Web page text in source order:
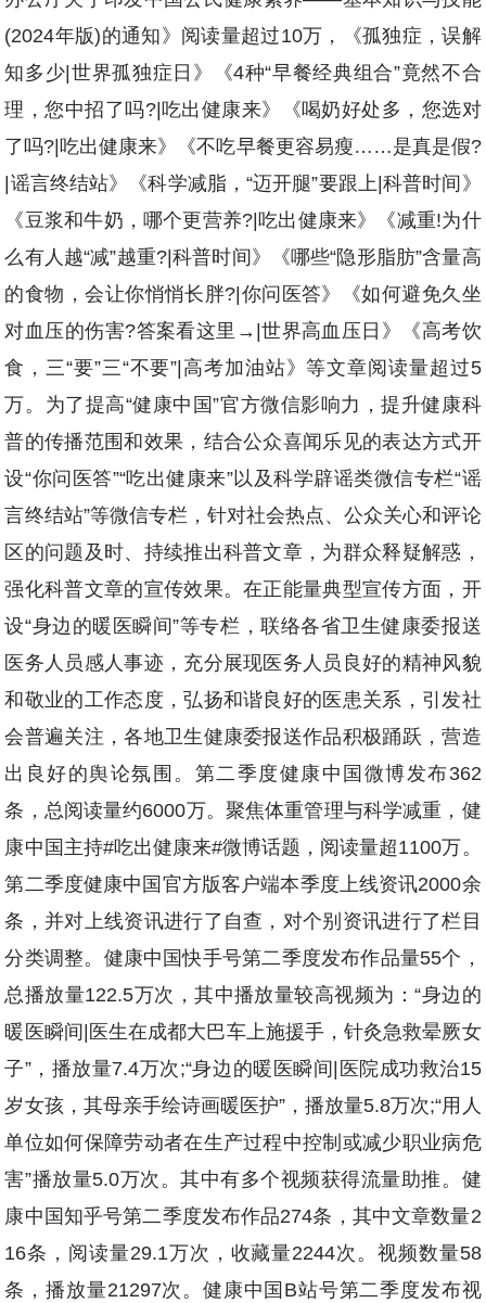
(2024年版)的通知》阅读量超过10万，《孤独症，误解
知多少|世界孤独症日》《4种“早餐经典组合”竟然不合
理，您中招了吗?|吃出健康来》《喝奶好处多，您选对
了吗?|吃出健康来》《不吃早餐更容易瘦……是真是假?
|谣言终结站》《科学减脂，“迈开腿”要跟上|科普时间》
《豆浆和牛奶，哪个更营养?|吃出健康来》《减重!为什
么有人越“减”越重?|科普时间》《哪些“隐形脂肪”含量高
的食物，会让你悄悄长胖?|你问医答》《如何避免久坐
对血压的伤害?答案看这里→|世界高血压日》《高考饮
食，三“要”三“不要”|高考加油站》等文章阅读量超过5
万。为了提高“健康中国”官方微信影响力，提升健康科
普的传播范围和效果，结合公众喜闻乐见的表达方式开
设“你问医答”“吃出健康来”以及科学辟谣类微信专栏“谣
言终结站”等微信专栏，针对社会热点、公众关心和评论
区的问题及时、持续推出科普文章，为群众释疑解惑，
强化科普文章的宣传效果。在正能量典型宣传方面，开
设“身边的暖医瞬间”等专栏，联络各省卫生健康委报送
医务人员感人事迹，充分展现医务人员良好的精神风貌
和敬业的工作态度，弘扬和谐良好的医患关系，引发社
会普遍关注，各地卫生健康委报送作品积极踊跃，营造
出良好的舆论氛围。第二季度健康中国微博发布362
条，总阅读量约6000万。聚焦体重管理与科学减重，健
康中国主持#吃出健康来#微博话题，阅读量超1100万。
第二季度健康中国官方版客户端本季度上线资讯2000余
条，并对上线资讯进行了自查，对个别资讯进行了栏目
分类调整。健康中国快手号第二季度发布作品量55个，
总播放量122.5万次，其中播放量较高视频为：“身边的
暖医瞬间|医生在成都大巴车上施援手，针灸急救晕厥女
子”，播放量7.4万次;“身边的暖医瞬间|医院成功救治15
岁女孩，其母亲手绘诗画暖医护”，播放量5.8万次;“用人
单位如何保障劳动者在生产过程中控制或减少职业病危
害”播放量5.0万次。其中有多个视频获得流量助推。健
康中国知乎号第二季度发布作品274条，其中文章数量2
16条，阅读量29.1万次，收藏量2244次。视频数量58
条，播放量21297次。健康中国B站号第二季度发布视